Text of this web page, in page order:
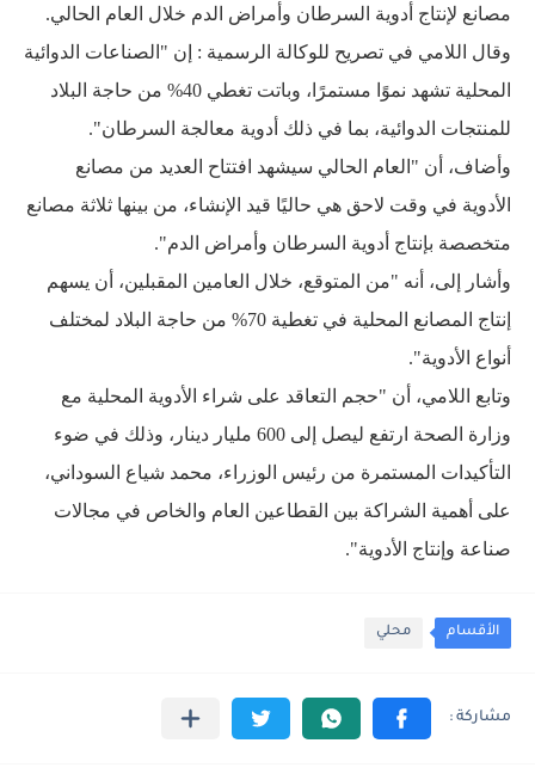
مصانع لإنتاج أدوية السرطان وأمراض الدم خلال العام الحالي.
وقال اللامي في تصريح للوكالة الرسمية : إن "الصناعات الدوائية
المحلية تشهد نموًا مستمرًا، وباتت تغطي 40% من حاجة البلاد
للمنتجات الدوائية، بما في ذلك أدوية معالجة السرطان".
وأضاف، أن "العام الحالي سيشهد افتتاح العديد من مصانع
الأدوية في وقت لاحق هي حاليًا قيد الإنشاء، من بينها ثلاثة مصانع
متخصصة بإنتاج أدوية السرطان وأمراض الدم".
وأشار إلى، أنه "من المتوقع، خلال العامين المقبلين، أن يسهم
إنتاج المصانع المحلية في تغطية 70% من حاجة البلاد لمختلف
أنواع الأدوية".
وتابع اللامي، أن "حجم التعاقد على شراء الأدوية المحلية مع
وزارة الصحة ارتفع ليصل إلى 600 مليار دينار، وذلك في ضوء
التأكيدات المستمرة من رئيس الوزراء، محمد شياع السوداني،
على أهمية الشراكة بين القطاعين العام والخاص في مجالات
صناعة وإنتاج الأدوية".
الأقسام محلي